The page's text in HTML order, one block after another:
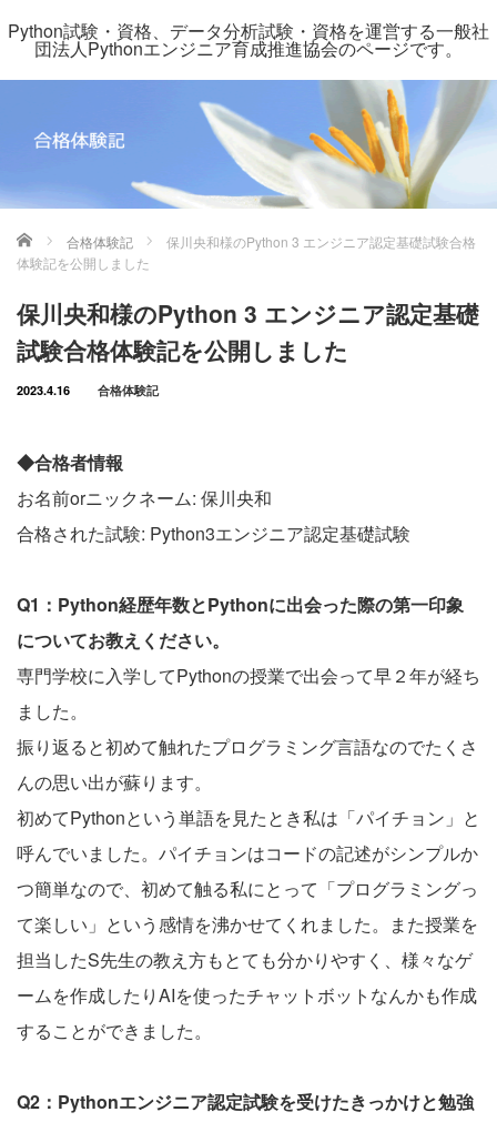
Python試験・資格、データ分析試験・資格を運営する一般社
団法人Pythonエンジニア育成推進協会のページです。
ホーム 合格体験記
保川央和様のPython 3 エンジニア認定基礎試験合格
体験記を公開しました
保川央和様のPython 3 エンジニア認定基礎
試験合格体験記を公開しました
2023.4.16 合格体験記
◆合格者情報
お名前orニックネーム: 保川央和
合格された試験: Python3エンジニア認定基礎試験
Q1：Python経歴年数とPythonに出会った際の第一印象
についてお教えください。
専門学校に入学してPythonの授業で出会って早２年が経ち
ました。
振り返ると初めて触れたプログラミング言語なのでたくさ
んの思い出が蘇ります。
初めてPythonという単語を見たとき私は「パイチョン」と
呼んでいました。パイチョンはコードの記述がシンプルか
つ簡単なので、初めて触る私にとって「プログラミングっ
て楽しい」という感情を沸かせてくれました。また授業を
担当したS先生の教え方もとても分かりやすく、様々なゲ
ームを作成したりAIを使ったチャットボットなんかも作成
することができました。
Q2：Pythonエンジニア認定試験を受けたきっかけと勉強